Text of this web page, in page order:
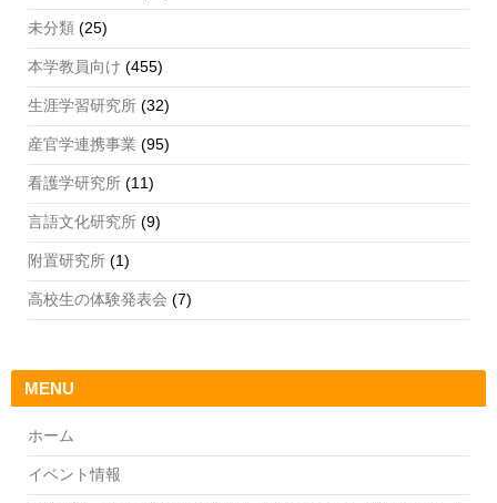
未分類 (25)
本学教員向け (455)
生涯学習研究所 (32)
産官学連携事業 (95)
看護学研究所 (11)
言語文化研究所 (9)
附置研究所 (1)
高校生の体験発表会 (7)
MENU
ホーム
イベント情報